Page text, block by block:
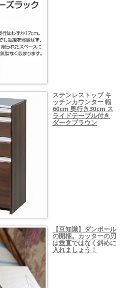
ステンレストップ キ
ッチンカウンター 幅
60cm 奥行き30cm ス
ライドテーブル付き
ダークブラウン
【豆知識】ダンボール
の開梱。カッターの刃
は垂直ではなく斜めに
入れましょう！